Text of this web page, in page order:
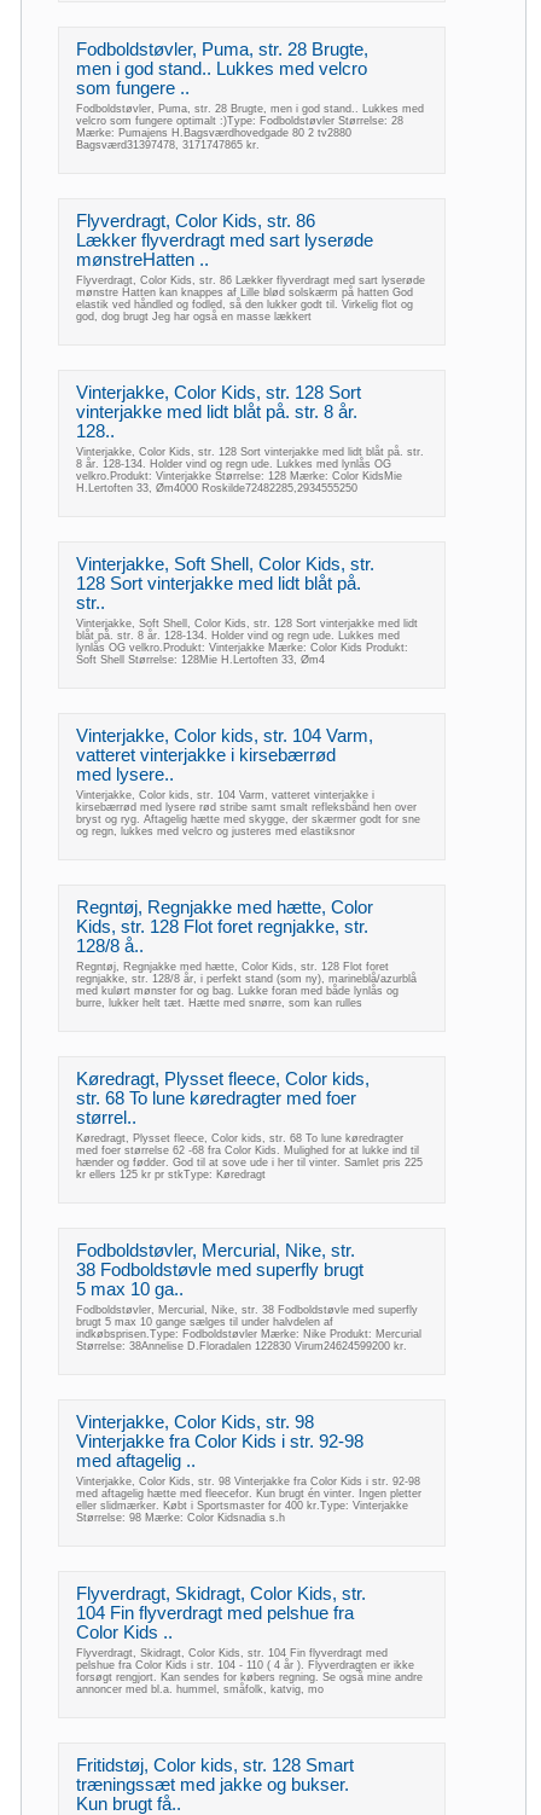
Fodboldstøvler, Puma, str. 28 Brugte,
men i god stand.. Lukkes med velcro
som fungere ..
Fodboldstøvler, Puma, str. 28 Brugte, men i god stand.. Lukkes med
velcro som fungere optimalt :)Type: Fodboldstøvler Størrelse: 28
Mærke: Pumajens H.Bagsværdhovedgade 80 2 tv2880
Bagsværd31397478, 3171747865 kr.
Flyverdragt, Color Kids, str. 86
Lækker flyverdragt med sart lyserøde
mønstreHatten ..
Flyverdragt, Color Kids, str. 86 Lækker flyverdragt med sart lyserøde
mønstre Hatten kan knappes af Lille blød solskærm på hatten God
elastik ved håndled og fodled, så den lukker godt til. Virkelig flot og
god, dog brugt Jeg har også en masse lækkert
Vinterjakke, Color Kids, str. 128 Sort
vinterjakke med lidt blåt på. str. 8 år.
128..
Vinterjakke, Color Kids, str. 128 Sort vinterjakke med lidt blåt på. str.
8 år. 128-134. Holder vind og regn ude. Lukkes med lynlås OG
velkro.Produkt: Vinterjakke Størrelse: 128 Mærke: Color KidsMie
H.Lertoften 33, Øm4000 Roskilde72482285,2934555250
Vinterjakke, Soft Shell, Color Kids, str.
128 Sort vinterjakke med lidt blåt på.
str..
Vinterjakke, Soft Shell, Color Kids, str. 128 Sort vinterjakke med lidt
blåt på. str. 8 år. 128-134. Holder vind og regn ude. Lukkes med
lynlås OG velkro.Produkt: Vinterjakke Mærke: Color Kids Produkt:
Soft Shell Størrelse: 128Mie H.Lertoften 33, Øm4
Vinterjakke, Color kids, str. 104 Varm,
vatteret vinterjakke i kirsebærrød
med lysere..
Vinterjakke, Color kids, str. 104 Varm, vatteret vinterjakke i
kirsebærrød med lysere rød stribe samt smalt refleksbånd hen over
bryst og ryg. Aftagelig hætte med skygge, der skærmer godt for sne
og regn, lukkes med velcro og justeres med elastiksnor
Regntøj, Regnjakke med hætte, Color
Kids, str. 128 Flot foret regnjakke, str.
128/8 å..
Regntøj, Regnjakke med hætte, Color Kids, str. 128 Flot foret
regnjakke, str. 128/8 år, i perfekt stand (som ny), marineblå/azurblå
med kulørt mønster for og bag. Lukke foran med både lynlås og
burre, lukker helt tæt. Hætte med snørre, som kan rulles
Køredragt, Plysset fleece, Color kids,
str. 68 To lune køredragter med foer
størrel..
Køredragt, Plysset fleece, Color kids, str. 68 To lune køredragter
med foer størrelse 62 -68 fra Color Kids. Mulighed for at lukke ind til
hænder og fødder. God til at sove ude i her til vinter. Samlet pris 225
kr ellers 125 kr pr stkType: Køredragt
Fodboldstøvler, Mercurial, Nike, str.
38 Fodboldstøvle med superfly brugt
5 max 10 ga..
Fodboldstøvler, Mercurial, Nike, str. 38 Fodboldstøvle med superfly
brugt 5 max 10 gange sælges til under halvdelen af
indkøbsprisen.Type: Fodboldstøvler Mærke: Nike Produkt: Mercurial
Størrelse: 38Annelise D.Floradalen 122830 Virum24624599200 kr.
Vinterjakke, Color Kids, str. 98
Vinterjakke fra Color Kids i str. 92-98
med aftagelig ..
Vinterjakke, Color Kids, str. 98 Vinterjakke fra Color Kids i str. 92-98
med aftagelig hætte med fleecefor. Kun brugt én vinter. Ingen pletter
eller slidmærker. Købt i Sportsmaster for 400 kr.Type: Vinterjakke
Størrelse: 98 Mærke: Color Kidsnadia s.h
Flyverdragt, Skidragt, Color Kids, str.
104 Fin flyverdragt med pelshue fra
Color Kids ..
Flyverdragt, Skidragt, Color Kids, str. 104 Fin flyverdragt med
pelshue fra Color Kids i str. 104 - 110 ( 4 år ). Flyverdragten er ikke
forsøgt rengjort. Kan sendes for købers regning. Se også mine andre
annoncer med bl.a. hummel, småfolk, katvig, mo
Fritidstøj, Color kids, str. 128 Smart
træningssæt med jakke og bukser.
Kun brugt få..